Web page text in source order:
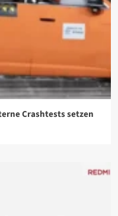
Crashtests setzen